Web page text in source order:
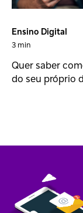
Ensino Digital
3 min
Quer saber
do seu próprio